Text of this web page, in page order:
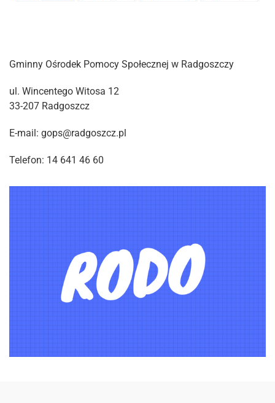
Gminny Ośrodek Pomocy Społecznej w Radgoszczy
ul. Wincentego Witosa 12
33-207 Radgoszcz
E-mail: gops@radgoszcz.pl
Telefon: 14 641 46 60